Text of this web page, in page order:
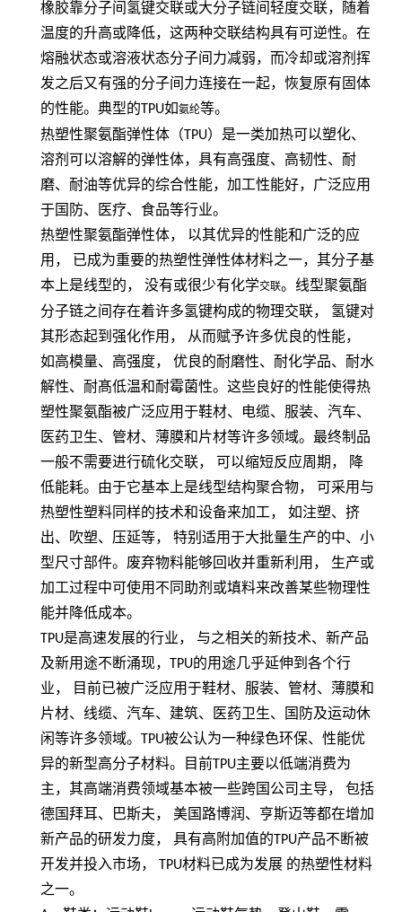
橡胶靠分子间氢键交联或大分子链间轻度交联，随着
温度的升高或降低，这两种交联结构具有可逆性。在
熔融状态或溶液状态分子间力减弱，而冷却或溶剂挥
发之后又有强的分子间力连接在一起，恢复原有固体
的性能。典型的TPU如氨纶等。
热塑性聚氨酯弹性体（TPU）是一类加热可以塑化、
溶剂可以溶解的弹性体，具有高强度、高韧性、耐
磨、耐油等优异的综合性能，加工性能好，广泛应用
于国防、医疗、食品等行业。
热塑性聚氨酯弹性体，
以其优异的性能和广泛的应
用，
已成为重要的热塑性弹性体材料之一，其分子基
本上是线型的，
没有或很少有化学交联。线型聚氨酯
分子链之间存在着许多氢键构成的物理交联，
氢键对
其形态起到强化作用，
从而赋予许多优良的性能，
如高模量、高强度，
优良的耐磨性、耐化学品、耐水
解性、耐髙低温和耐霉菌性。这些良好的性能使得热
塑性聚氨酯被广泛应用于鞋材、电缆、服装、汽车、
医药卫生、管材、薄膜和片材等许多领域。最终制品
一般不需要进行硫化交联，
可以缩短反应周期，
降
低能耗。由于它基本上是线型结构聚合物，
可采用与
热塑性塑料同样的技术和设备来加工，
如注塑、挤
出、吹塑、压延等，
特别适用于大批量生产的中、小
型尺寸部件。废弃物料能够回收并重新利用，
生产或
加工过程中可使用不同助剂或填料来改善某些物理性
能并降低成本。
TPU是高速发展的行业， 与之相关的新技术、新产品
及新用途不断涌现， TPU的用途几乎延伸到各个行
业， 目前已被广泛应用于鞋材、服装、管材、薄膜和
片材、线缆、汽车、建筑、医药卫生、国防及运动休
闲等许多领域。 TPU被公认为一种绿色环保、性能优
异的新型高分子材料。目前TPU主要以低端消费为
主，其高端消费领域基本被一些跨国公司主导， 包括
德国拜耳、巴斯夫， 美国路博润、亨斯迈等都在增加
新产品的研发力度， 具有高附加值的TPU产品不断被
开发并投入市场， TPU材料已成为发展 的热塑性材料
之一。